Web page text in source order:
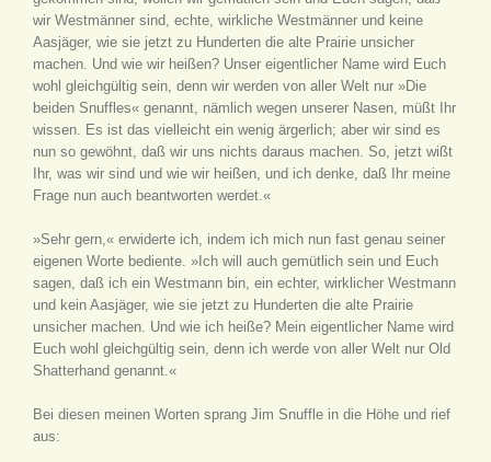
wir Westmänner sind, echte, wirkliche Westmänner und keine
Aasjäger, wie sie jetzt zu Hunderten die alte Prairie unsicher
machen. Und wie wir heißen? Unser eigentlicher Name wird Euch
wohl gleichgültig sein, denn wir werden von aller Welt nur »Die
beiden Snuffles« genannt, nämlich wegen unserer Nasen, müßt Ihr
wissen. Es ist das vielleicht ein wenig ärgerlich; aber wir sind es
nun so gewöhnt, daß wir uns nichts daraus machen. So, jetzt wißt
Ihr, was wir sind und wie wir heißen, und ich denke, daß Ihr meine
Frage nun auch beantworten werdet.«
»Sehr gern,« erwiderte ich, indem ich mich nun fast genau seiner
eigenen Worte bediente. »Ich will auch gemütlich sein und Euch
sagen, daß ich ein Westmann bin, ein echter, wirklicher Westmann
und kein Aasjäger, wie sie jetzt zu Hunderten die alte Prairie
unsicher machen. Und wie ich heiße? Mein eigentlicher Name wird
Euch wohl gleichgültig sein, denn ich werde von aller Welt nur Old
Shatterhand genannt.«
Bei diesen meinen Worten sprang Jim Snuffle in die Höhe und rief
aus: